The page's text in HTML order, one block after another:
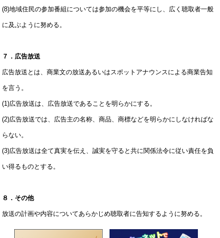
(8)地域住民の参加番組については参加の機会を平等にし、広く聴取者一般
に及ぶように努める。
７．広告放送
広告放送とは、商業文の放送あるいはスポットアナウンスによる商業告知
を言う。
(1)広告放送は、広告放送であることを明らかにする。
(2)広告放送では、広告主の名称、商品、商標などを明らかにしなければな
らない。
(3)広告放送は全て真実を伝え、誠実を守ると共に関係法令に従い責任を負
い得るものとする。
８．その他
放送の計画や内容についてあらかじめ聴取者に告知するように努める。